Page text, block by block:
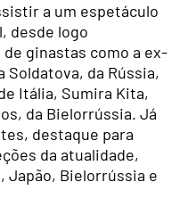
a um espetáculo
desde logo
ginastas como a ex-
Soldatova, da Rússia,
Itália, Sumira Kita,
da Bielorrússia. Já
destaque para
da atualidade,
Japão, Bielorrússia e